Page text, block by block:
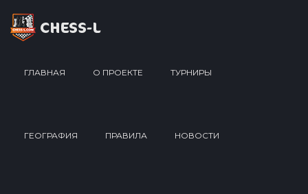
ГЛАВНАЯ О ПРОЕКТЕ ТУРНИРЫ
ГЕОГРАФИЯ ПРАВИЛА НОВОСТИ